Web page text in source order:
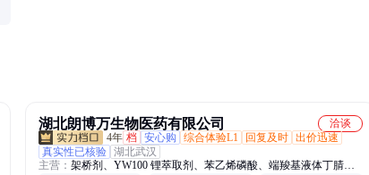
湖北朗博万生物医药有限公司
洽谈
4年 档 安心购 综合体验L1 回复及时 出价迅速
真实性已核验 湖北武汉
主营： 架桥剂、YW100 锂萃取剂、苯乙烯磷酸、端羧基液体丁腈橡